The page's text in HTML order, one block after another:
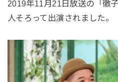
2019年11月21日放送の「徹
人そろって出演されました。